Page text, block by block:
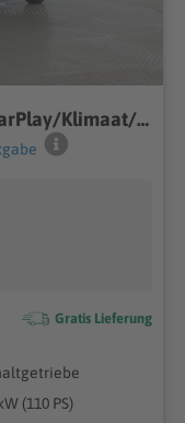
Dacia Jogger Extreme+ Navi/CarPlay/Klimaat/SHZ Spurwec
Gratis Lieferung
(110 PS)